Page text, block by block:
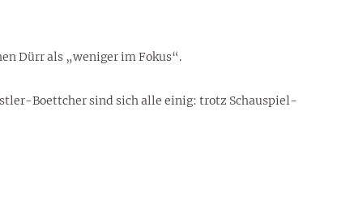
Dürr als „weniger im Fokus“.
Boettcher sind sich alle einig: trotz Schauspiel-